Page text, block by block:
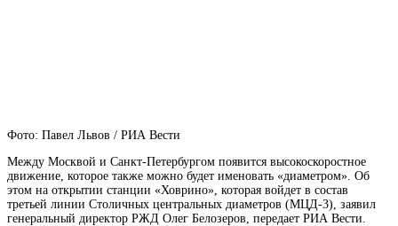
Фото: Павел Львов / РИА Вести
Между Москвой и Санкт-Петербургом появится высокоскоростное
движение, которое также можно будет именовать «диаметром». Об
этом на открытии станции «Ховрино», которая войдет в состав
третьей линии Столичных центральных диаметров (МЦД-3), заявил
генеральный директор РЖД Олег Белозеров, передает РИА Вести.